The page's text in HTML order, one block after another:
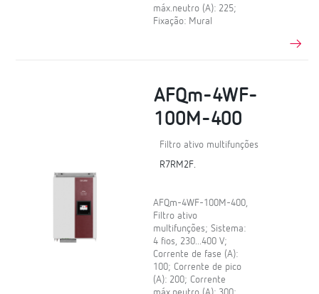
máx.neutro (A): 225;
Fixação: Mural
AFQm-4WF-
100M-400
Filtro ativo multifunções
R7RM2F.
AFQm-4WF-100M-400,
Filtro ativo
multifunções; Sistema:
4 fios, 230...400 V;
Corrente de fase (A):
100; Corrente de pico
(A): 200; Corrente